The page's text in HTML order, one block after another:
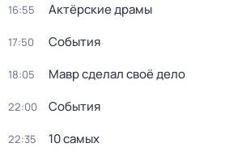
16:55 Актёрские драмы
17:50 События
18:05 Мавр сделал своё дело
22:00 События
22:35 10 самых